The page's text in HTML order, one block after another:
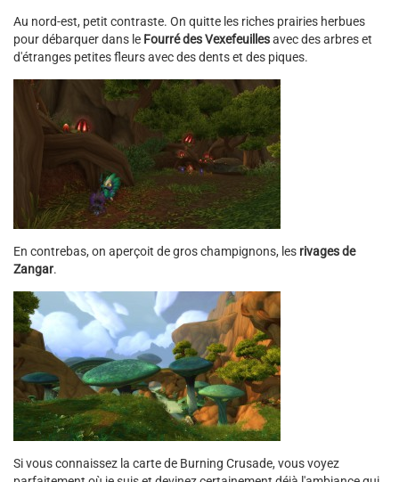
Au nord-est, petit contraste. On quitte les riches prairies herbues
pour débarquer dans le Fourré des Vexefeuillesavec des arbres et
d'étranges petites fleurs avec des dents et des piques.
En contrebas, on aperçoit de gros champignons, les rivages de
Zangar.
Si vous connaissez la carte de Burning Crusade, vous voyez